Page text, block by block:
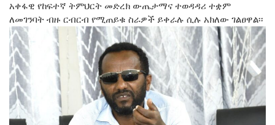
አቀፋዊ የከፍተኛ ትምህርት መድረክ ውጤታማና ተወዳዳሪ ተቋም
ለመገንባት ብዙ ርብርብ የሚጠይቁ ስራዎች ይቀራሉ ሲሉ አክለው ገልፀዋል፡፡